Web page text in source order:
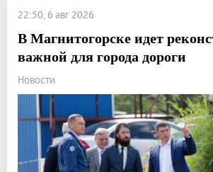
22:50, 6 авг 2026
В Магнитогорске идет
важной для города дороги
Новости